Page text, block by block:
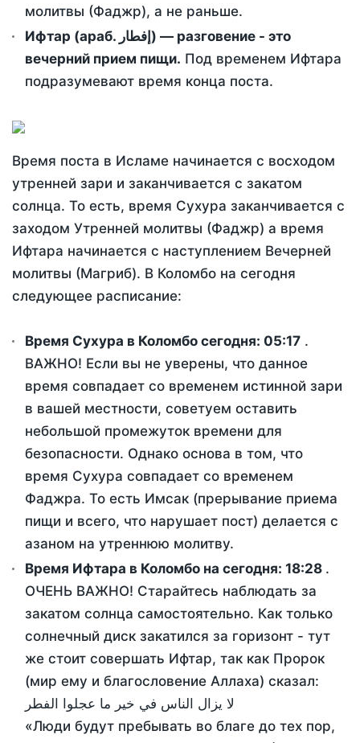
молитвы (Фаджр), а не раньше.
Ифтар (араб. إفطار) — разговение - это
вечерний прием пищи. Под временем Ифтара
подразумевают время конца поста.
Время поста в Исламе начинается с восходом
утренней зари и заканчивается с закатом
солнца. То есть, время Сухура заканчивается с
заходом Утренней молитвы (Фаджр) а время
Ифтара начинается с наступлением Вечерней
молитвы (Магриб). В Коломбо на сегодня
следующее расписание:
Время Сухура в Коломбо сегодня: 05:17 .
ВАЖНО! Если вы не уверены, что данное
время совпадает со временем истинной зари
в вашей местности, советуем оставить
небольшой промежуток времени для
безопасности. Однако основа в том, что
время Сухура совпадает со временем
Фаджра. То есть Имсак (прерывание приема
пищи и всего, что нарушает пост) делается с
азаном на утреннюю молитву.
Время Ифтара в Коломбо на сегодня: 18:28 .
ОЧЕНЬ ВАЖНО! Старайтесь наблюдать за
закатом солнца самостоятельно. Как только
солнечный диск закатился за горизонт - тут
же стоит совершать Ифтар, так как Пророк
(мир ему и благословение Аллаха) сказал:
لا يزال الناس في خير ما عجلوا الفطر
«Люди будут пребывать во благе до тех пор,